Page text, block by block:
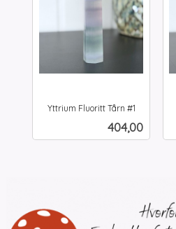
Yttrium Fluoritt Tårn #1
Pris
404,00